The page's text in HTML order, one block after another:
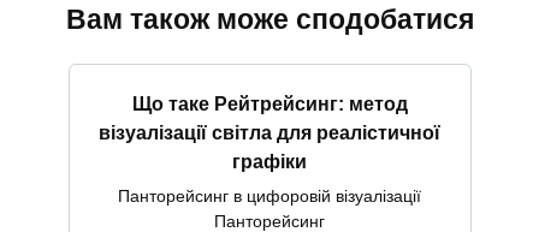
Вам також може сподобатися
Що таке Рейтрейсинг: метод
візуалізації світла для реалістичної
графіки
Панторейсинг в цифоровій візуалізації
Панторейсинг